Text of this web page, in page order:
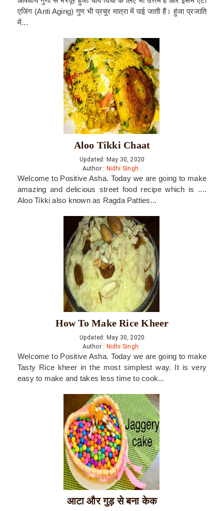
एजिंग (Anti Aging) गुण भी प्रचुर मात्रा में पाई जाती हैं। हुंजा प्रजाति
में...
Aloo Tikki Chaat
Updated: May 30, 2020
Author : Nidhi Singh
Welcome to Positive Asha. Today we are going to make
amazing and delicious street food recipe which is ....
Aloo Tikki also known as Ragda Patties...
How To Make Rice Kheer
Updated: May 30, 2020
Author : Nidhi Singh
Welcome to Positive Asha. Today we are going to make
Tasty Rice kheer in the most simplest way. It is very
easy to make and takes less time to cook...
आटा और गुड़ से बना केक